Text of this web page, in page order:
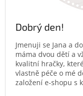
Dobrý den!
Jmenuji se Jana a
máma dvou dětí a
kvalitní hračky,
vlastně péče o mé
založení e-shopu s